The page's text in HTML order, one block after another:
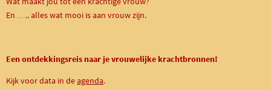
En ….. alles wat mooi is aan vrouw zijn.
Een ontdekkingsreis naar je vrouwelijke krachtbronnen!
Kijk voor data in deagenda.